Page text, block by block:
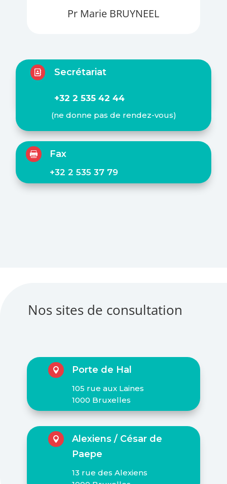
Pr Marie BRUYNEEL
 Secrétariat
+32 2 535 42 44
(ne donne pas de rendez-vous)
 Fax
+32 2 535 37 79
Nos sites de consultation
 Porte de Hal
105 rue aux Laines
1000 Bruxelles

Alexiens / César de
Paepe
13 rue des Alexiens